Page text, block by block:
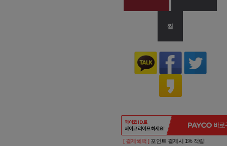
찜
[ 결제혜택 ] 포인트 결제시 1% 적립!